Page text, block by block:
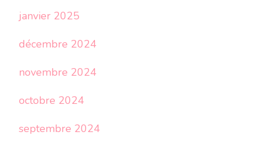
janvier 2025
décembre 2024
novembre 2024
octobre 2024
septembre 2024